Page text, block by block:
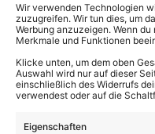
Wir verwenden Technologien
zuzugreifen. Wir tun dies, um
Werbung anzuzeigen. Wenn
Merkmale und Funktionen
Klicke unten, um dem oben
Auswahl wird nur auf dieser
einschließlich des Widerrufs
verwendest oder auf die
Eigenschaften